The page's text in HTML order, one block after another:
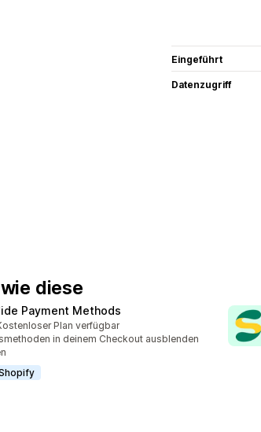
Eingeführt
Datenzugriff
diese
Payment Methods
insgesamtPlan verfügbar
in deinem Checkout ausblenden